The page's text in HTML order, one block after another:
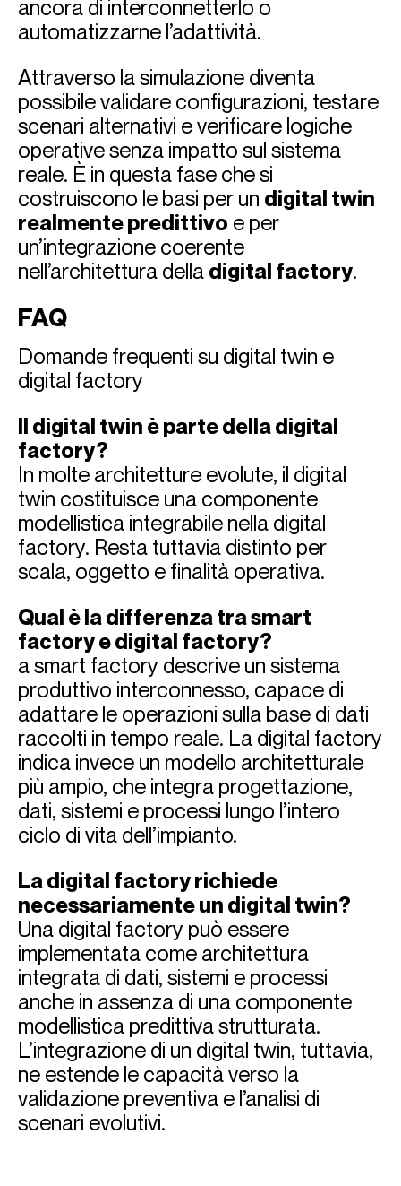
ancora di interconnetterlo o
automatizzarne l’adattività.
Attraverso la simulazione diventa
possibile validare configurazioni, testare
scenari alternativi e verificare logiche
operative senza impatto sul sistema
reale. È in questa fase che si
costruiscono le basi per un digital twin
realmente predittivo e per
un’integrazione coerente
nell’architettura della digital factory.
FAQ
Domande frequenti su digital twin e
digital factory
Il digital twin è parte della digital
factory?
In molte architetture evolute, il digital
twin costituisce una componente
modellistica integrabile nella digital
factory. Resta tuttavia distinto per
scala, oggetto e finalità operativa.
Qual è la differenza tra smart
factory e digital factory?
a smart factory descrive un sistema
produttivo interconnesso, capace di
adattare le operazioni sulla base di dati
raccolti in tempo reale. La digital factory
indica invece un modello architetturale
più ampio, che integra progettazione,
dati, sistemi e processi lungo l’intero
ciclo di vita dell’impianto.
La digital factory richiede
necessariamente un digital twin?
Una digital factory può essere
implementata come architettura
integrata di dati, sistemi e processi
anche in assenza di una componente
modellistica predittiva strutturata.
L’integrazione di un digital twin, tuttavia,
ne estende le capacità verso la
validazione preventiva e l’analisi di
scenari evolutivi.